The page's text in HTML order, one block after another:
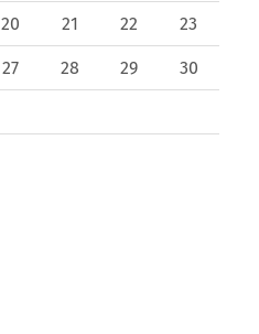
20 21 22 23
27 28 29 30